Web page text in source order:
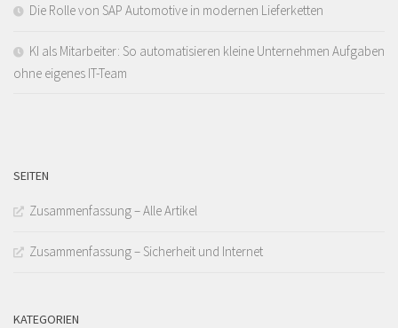
Die Rolle von SAP Automotive in modernen Lieferketten
KI als Mitarbeiter: So automatisieren kleine Unternehmen Aufgaben
ohne eigenes IT-Team
SEITEN
Zusammenfassung – Alle Artikel
Zusammenfassung – Sicherheit und Internet
KATEGORIEN